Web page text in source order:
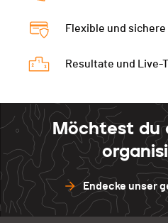
Flexible und
Resultate und Live-
Möchtest du
Endecke unser